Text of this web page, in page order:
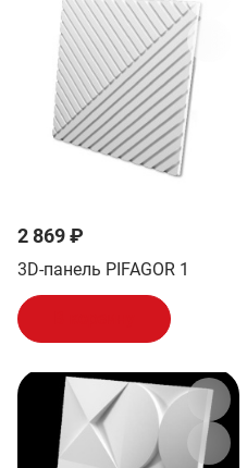
2 869 ₽
3D-панель PIFAGOR 1